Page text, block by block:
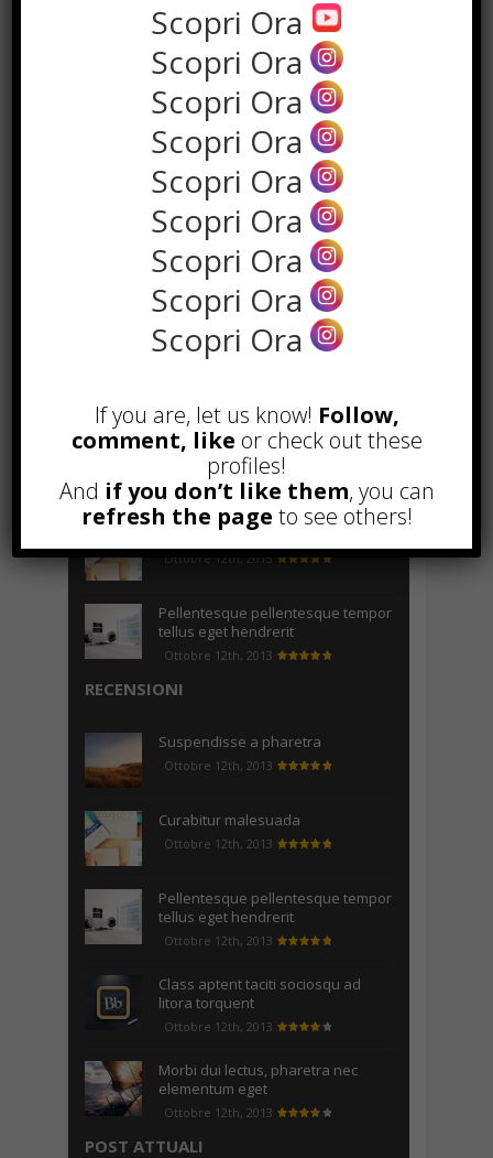
POPOLARI
A&R nel Business Music: tutto
quello che c’è da sapere!
Agosto 27th, 2017
Noleggio a breve e lungo termine,
Maggio 15th, 2018
Come realizzare un cancelletto per
Gennaio 9th, 2018
Curabitur malesuada
Ottobre 12th, 2013
Pellentesque pellentesque tempor
tellus eget hendrerit
Ottobre 12th, 2013
RECENSIONI
Suspendisse a pharetra
Ottobre 12th, 2013
Curabitur malesuada
Ottobre 12th, 2013
Pellentesque pellentesque tempor
tellus eget hendrerit
Ottobre 12th, 2013
Class aptent taciti sociosqu ad
litora torquent
Ottobre 12th, 2013
Morbi dui lectus, pharetra nec
elementum eget
Ottobre 12th, 2013
POST ATTUALI
Scopri Ora
Scopri Ora
Scopri Ora
Scopri Ora
Scopri Ora
Scopri Ora
Scopri Ora
Scopri Ora
Scopri Ora
If you are, let us know! Follow,
comment, like or check out these
profiles!
And if you don’t like them, you can
refresh the page to see others!